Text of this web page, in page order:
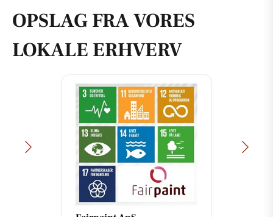
OPSLAG FRA VORES
LOKALE ERHVERV